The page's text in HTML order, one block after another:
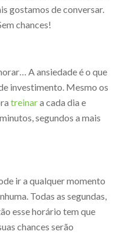
gostamos de conversar.
chances!
A ansiedade é o que
investimento. Mesmo os
treinara cada dia e
segundos a mais
ir a qualquer momento
Todas as segundas,
esse horário tem que
chances serão